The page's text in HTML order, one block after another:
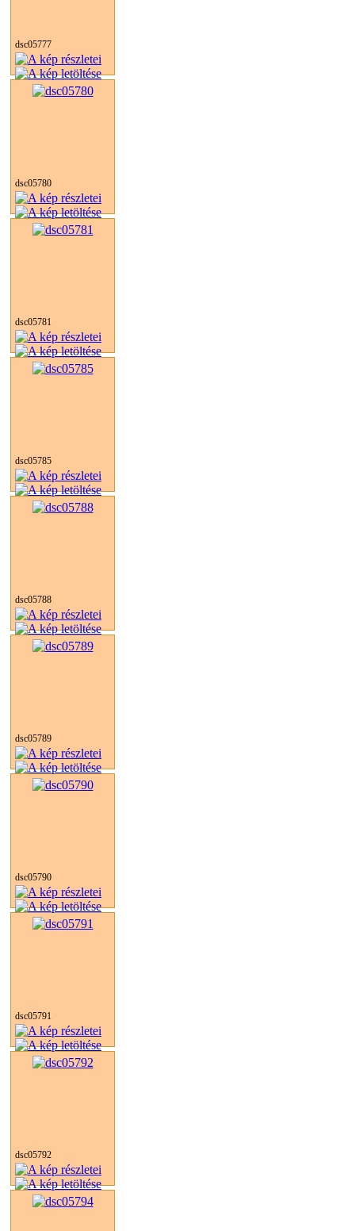
dsc05777
dsc05780
dsc05781
dsc05785
dsc05788
dsc05789
dsc05790
dsc05791
dsc05792